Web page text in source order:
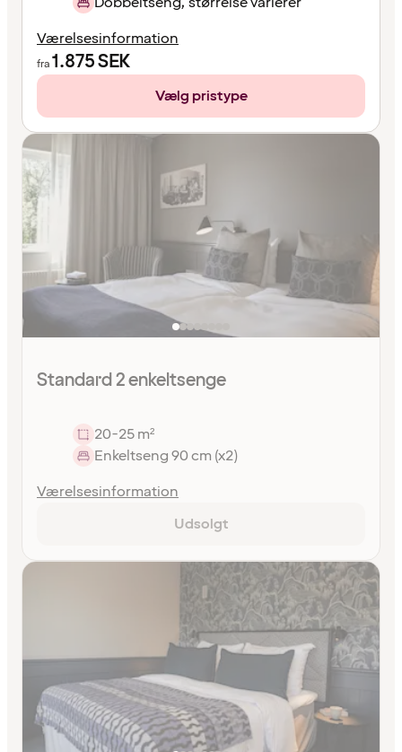
Værelsesinformation
fra1.875SEK
Vælg pristype
Standard 2 enkeltsenge
20-25 m²
Enkeltseng 90 cm (x2)
Værelsesinformation
Udsolgt